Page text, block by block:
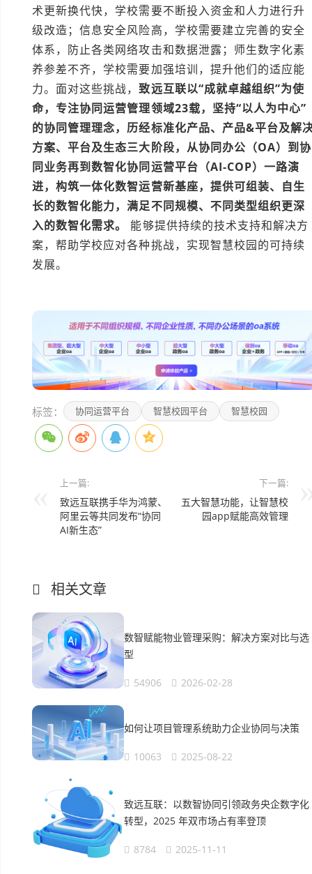
术更新换代快，学校需要不断投入资金和人力进行升
级改造；信息安全风险高，学校需要建立完善的安全
体系，防止各类网络攻击和数据泄露；师生数字化素
养参差不齐，学校需要加强培训，提升他们的适应能
力。面对这些挑战，致远互联以“成就卓越组织”为使
命，专注协同运营管理领域23载，坚持“以人为中心”
的协同管理理念，历经标准化产品、产品&平台及解
方案、平台及生态三大阶段，从协同办公（OA）到协
同业务再到数智化协同运营平台（AI-COP）一路演
进，构筑一体化数智运营新基座，提供可组装、自生
长的数智化能力，满足不同规模、不同类型组织更深
入的数智化需求。
能够提供持续的技术支持和解决方
案，帮助学校应对各种挑战，实现智慧校园的可持续
发展。
标签： 协同运营平台 智慧校园平台 智慧校园
上一篇:
致远互联携手华为鸿蒙、
阿里云等共同发布“协同
AI新生态”
下一篇:
五大智慧功能，让智慧校
园app赋能高效管理
相关文章
数智赋能物业管理采购：解决方案对比与选
型
54906 2026-02-28
如何让项目管理系统助力企业协同与决策
10063 2025-08-22
致远互联：以数智协同引领政务央企数字化
转型，2025 年双市场占有率登顶
8784 2025-11-11